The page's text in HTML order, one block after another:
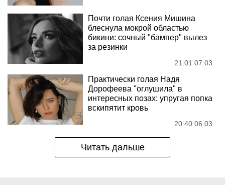
Почти голая Ксения Мишина
блеснула мокрой областью
бикини: сочный "бампер" вылез
за резинки
21:01 07.03
Практически голая Надя
Дорофеева "оглушила" в
интересных позах: упругая попка
вскипятит кровь
20:40 06.03
Читать дальше